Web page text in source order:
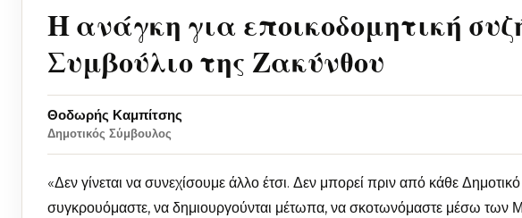
Η ανάγκη για εποικοδομητική
Συμβούλιο της Ζακύνθου
Θοδωρής Καμπίτσης
Δημοτικός Σύμβουλος
«Δεν γίνεται να συνεχίσουμε άλλο έτσι. Δεν μπορεί πριν από κάθε
συγκρουόμαστε, να δημιουργούνται μέτωπα, να σκοτωνόμαστε μέσω